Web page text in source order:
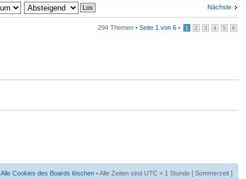
Nächste
294 Themen • Seite 1 von 6 • 1 2 3 4 5 6
Alle Cookies des Boards löschen • Alle Zeiten sind UTC + 1 Stunde [ Sommerzeit ]